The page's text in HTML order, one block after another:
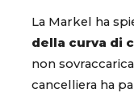
La Markel ha
della curva di
non
cancelliera ha